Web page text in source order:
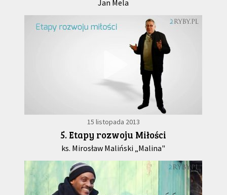
Jan Mela
15 listopada 2013
5. Etapy rozwoju Miłości
ks. Mirosław Maliński „Malina"